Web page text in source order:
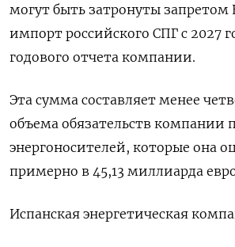
могут ​быть ​затронуты ​запретом
импорт ‌российского СПГ с 2027
годового отчета ​компании.
Эта сумма составляет ‌менее
объема обязательств компании
энергоносителей, которые она
примерно в 45,13 миллиарда
Испанская ​энергетическая